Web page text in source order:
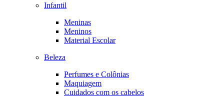
Infantil
Meninas
Meninos
Material Escolar
Beleza
Perfumes e Colônias
Maquiagem
Cuidados com os cabelos